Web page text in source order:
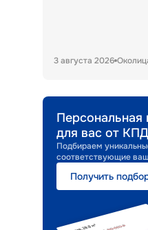
3 августа 2026
Персональная
для вас от
Подбираем
соответствующие
Получить